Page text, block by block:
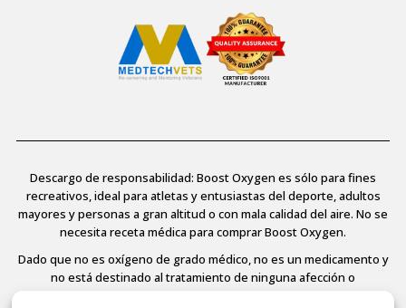
Descargo de responsabilidad: Boost Oxygen es sólo para fines
recreativos, ideal para atletas y entusiastas del deporte, adultos
mayores y personas a gran altitud o con mala calidad del aire. No se
necesita receta médica para comprar Boost Oxygen.
Dado que no es oxígeno de grado médico, no es un medicamento y
no está destinado al tratamiento de ninguna afección o